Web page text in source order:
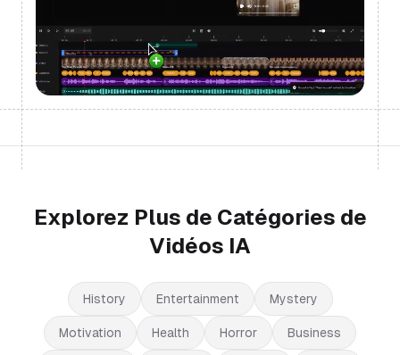
Explorez Plus de Catégories de
Vidéos IA
History Entertainment Mystery
Motivation Health Horror Business